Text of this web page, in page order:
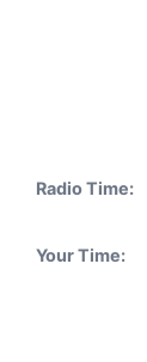
Radio Time:
Your Time: